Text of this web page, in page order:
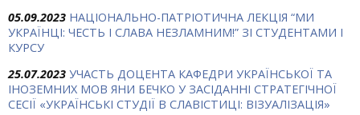
05.09.2023 НАЦІОНАЛЬНО-ПАТРІОТИЧНА ЛЕКЦІЯ “МИ
УКРАЇНЦІ: ЧЕСТЬ І СЛАВА НЕЗЛАМНИМ!” ЗІ СТУДЕНТАМИ І
КУРСУ
25.07.2023 УЧАСТЬ ДОЦЕНТА КАФЕДРИ УКРАЇНСЬКОЇ ТА
ІНОЗЕМНИХ МОВ ЯНИ БЕЧКО У ЗАСІДАННІ СТРАТЕГІЧНОЇ
СЕСІЇ «УКРАЇНСЬКІ СТУДІЇ В СЛАВІСТИЦІ: ВІЗУАЛІЗАЦІЯ»